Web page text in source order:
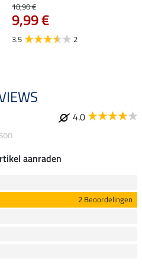
18,90 €
9,99 €
3.5 2
4.0
aanraden
2 Beoordelingen